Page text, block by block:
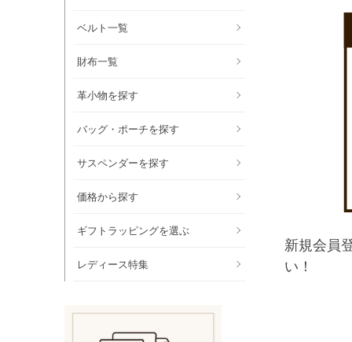
ベルト一覧
財布一覧
革小物を探す
バッグ・ポーチを探す
サスペンダーを探す
価格から探す
ギフトラッピングを選ぶ
レディース特集
新規会員
い！